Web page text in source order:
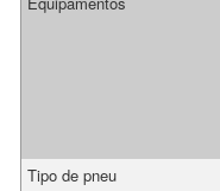
Tipo de pneu